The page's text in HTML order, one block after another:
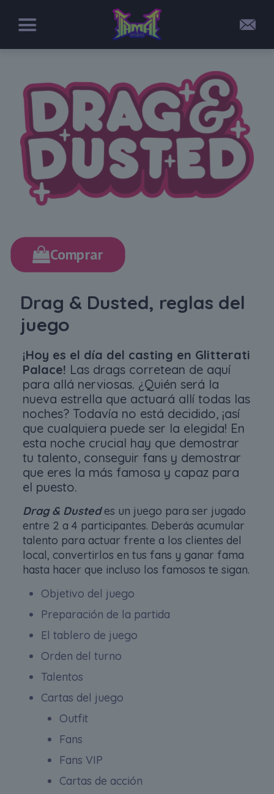
Comprar
Drag & Dusted, reglas del
juego
¡Hoy es el día del casting en Glitterati
Palace! Las drags corretean de aquí
para allá nerviosas. ¿Quién será la
nueva estrella que actuará allí todas las
noches? Todavía no está decidido, ¡así
que cualquiera puede ser la elegida! En
esta noche crucial hay que demostrar
tu talento, conseguir fans y demostrar
que eres la más famosa y capaz para
el puesto.
Drag & Dustedes un juego para ser jugado
entre 2 a 4 participantes. Deberás acumular
talento para actuar frente a los clientes del
local, convertirlos en tus fans y ganar fama
hasta hacer que incluso los famosos te sigan.
Objetivo del juego
Preparación de la partida
El tablero de juego
Orden del turno
Talentos
Cartas del juego
Outfit
Fans
Fans VIP
Cartas de acción